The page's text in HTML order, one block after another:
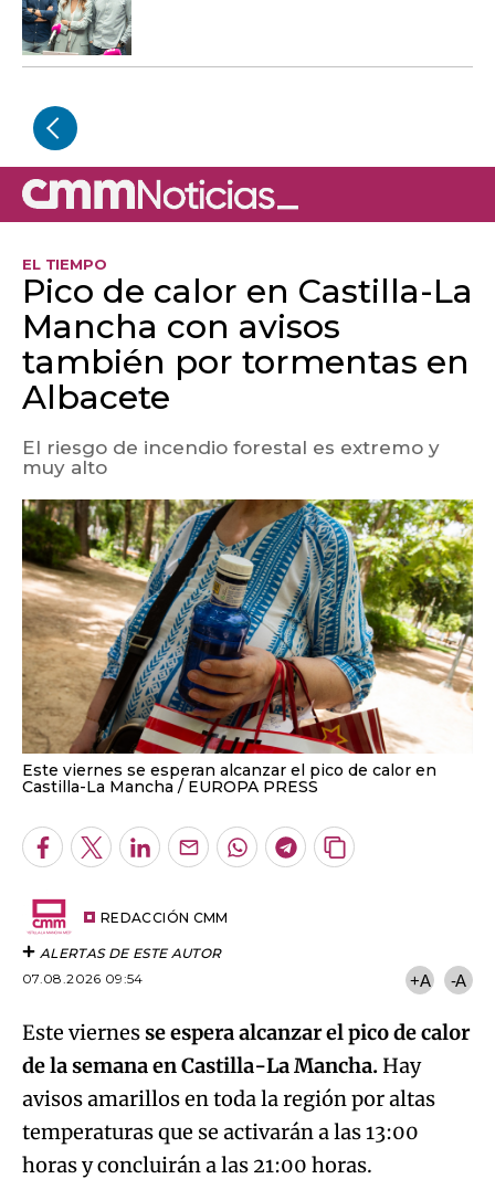
EL TIEMPO
Pico de calor en Castilla-La
Mancha con avisos
también por tormentas en
Albacete
El riesgo de incendio forestal es extremo y
muy alto
Este viernes se esperan alcanzar el pico de calor en
Castilla-La Mancha
EUROPA PRESS
Facebook
TwitterLinkedInEnviarWhatsapp
Telegram
Copiar
REDACCIÓN CMM
ALERTAS DE ESTE AUTOR
07.08.2026 09:54
+A -A
Este viernesse espera alcanzar el pico de calor
de la semana en Castilla-La Mancha. Hay
avisos amarillos en toda la región por altas
temperaturas que se activarán a las 13:00
horas y concluirán a las 21:00 horas.